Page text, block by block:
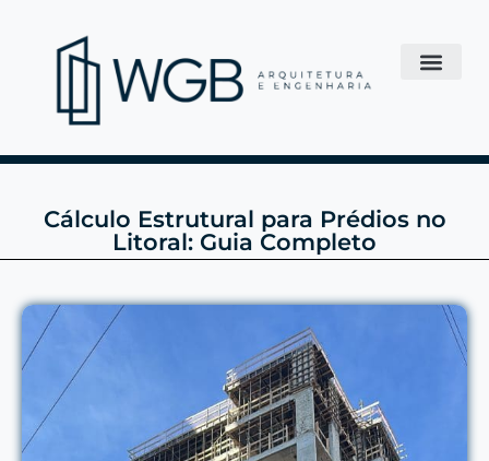
Cálculo Estrutural para Prédios no
Litoral: Guia Completo